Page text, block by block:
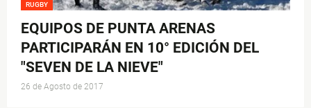
RUGBY
EQUIPOS DE PUNTA ARENAS
PARTICIPARÁN EN 10° EDICIÓN DEL
"SEVEN DE LA NIEVE"
26 de Agosto de 2017